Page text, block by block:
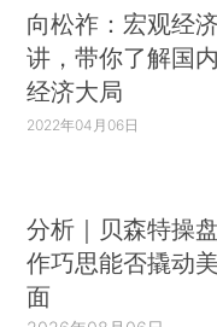
向松祚：宏观经
讲，带你了解国
经济大局
2022年04月06日
分析｜贝森特操
作巧思能否撬动
面